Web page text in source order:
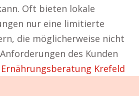
Oft bieten lokale
nur eine limitierte
die möglicherweise nicht
des Kunden
Ernährungsberatung Krefeld